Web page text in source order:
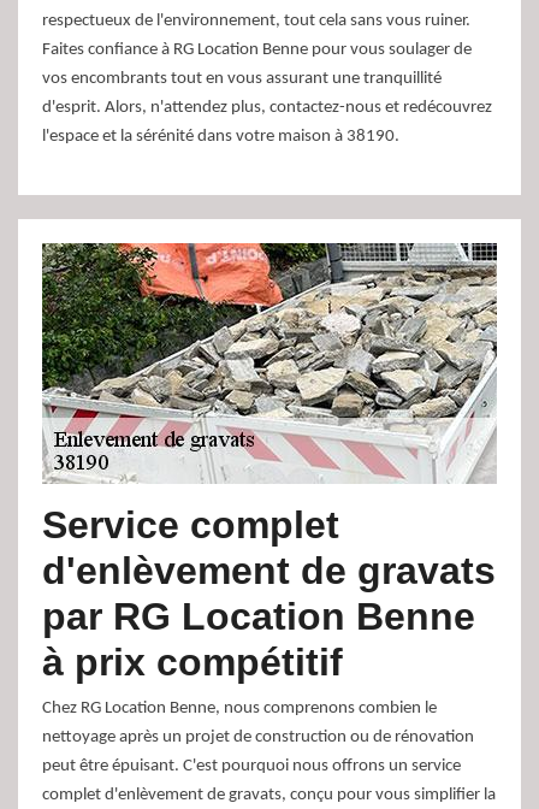
respectueux de l'environnement, tout cela sans vous ruiner.
Faites confiance à RG Location Benne pour vous soulager de
vos encombrants tout en vous assurant une tranquillité
d'esprit. Alors, n'attendez plus, contactez-nous et redécouvrez
l'espace et la sérénité dans votre maison à 38190.
Service complet
d'enlèvement de gravats
par RG Location Benne
à prix compétitif
Chez RG Location Benne, nous comprenons combien le
nettoyage après un projet de construction ou de rénovation
peut être épuisant. C'est pourquoi nous offrons un service
complet d'enlèvement de gravats, conçu pour vous simplifier la